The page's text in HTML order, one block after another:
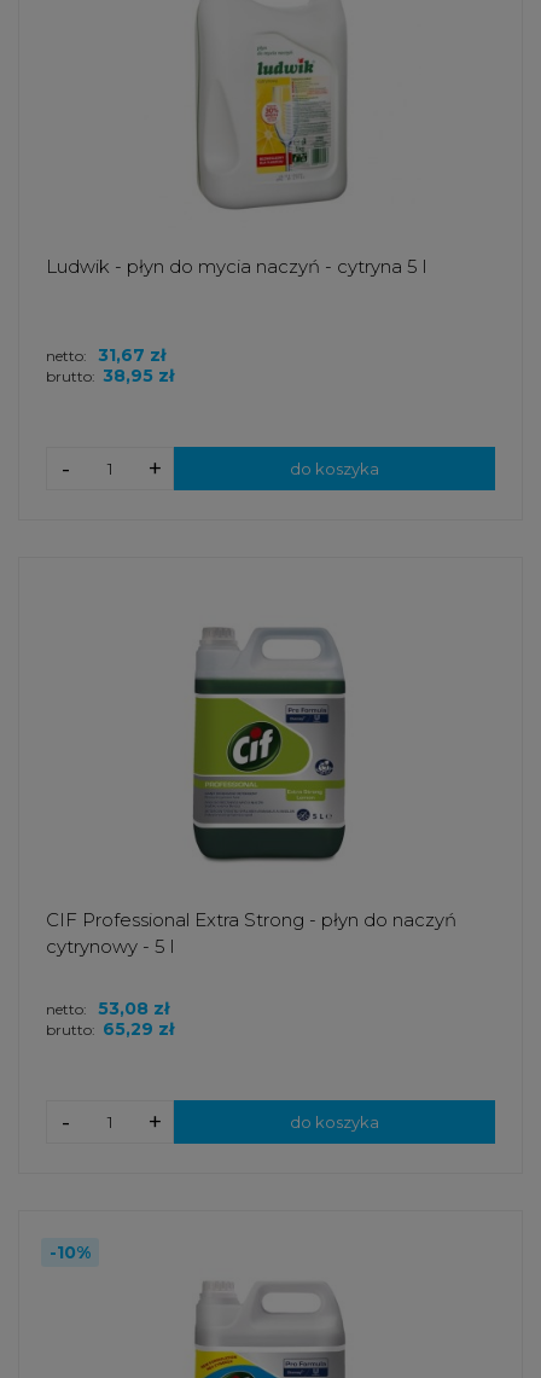
Ludwik - płyn do mycia naczyń - cytryna 5 l
brutto: 38,95 zł
netto: 31,67 zł
+
- do koszyka
CIF Professional Extra Strong - płyn do naczyń
cytrynowy - 5 l
brutto: 65,29 zł
netto: 53,08 zł
+
- do koszyka
-10%